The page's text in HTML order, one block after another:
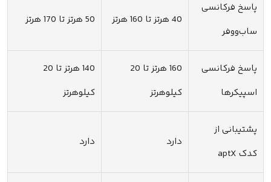
پاسخ فرکانسی
ساب‌ووفر
40 هرتز تا 160 هرتز 50 هرتز تا 170 هرتز
پاسخ فرکانسی
اسپیکرها
160 هرتز تا 20
کیلوهرتز
140 هرتز تا 20
کیلوهرتز
پشتیبانی از
کدک aptX
دارد دارد